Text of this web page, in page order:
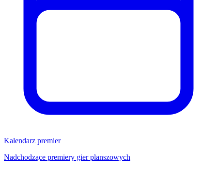
Kalendarz premier
Nadchodzące premiery gier planszowych